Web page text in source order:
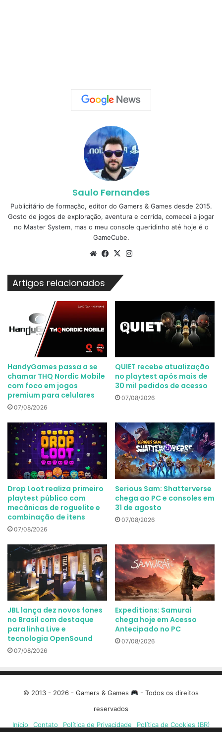
Saulo Fernandes
Publicitário de formação, editor do Gamers & Games desde 2015.
Gosto de jogos de exploração, aventura e corrida, comecei a jogar
no Master System, mas o meu console queridinho até hoje é o
GameCube.
WebsiteFacebook
X
Artigos relacionados
HandyGames passa a se
chamar THQ Nordic Mobile
com foco em jogos
premium para celulares
07/08/2026
QUIET recebe atualização
no playtest após mais de
30 mil pedidos de acesso
07/08/2026
Drop Loot realiza primeiro
playtest público com
mecânicas de roguelite e
combinação de itens
07/08/2026
Serious Sam: Shatterverse
chega ao PC e consoles em
31 de agosto
07/08/2026
JBL lança dez novos fones
no Brasil com destaque
para linha Live e
tecnologia OpenSound
07/08/2026
Expeditions: Samurai
chega hoje em Acesso
Antecipado no PC
07/08/2026
© 2013 - 2026 - Gamers & Games
- Todos os direitos
reservados
Início
Contato Política de Privacidade Política de Cookies (BR)